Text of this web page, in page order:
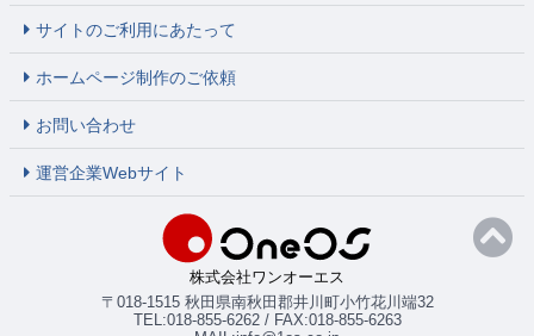
サイトのご利用にあたって
ホームページ制作のご依頼
お問い合わせ
運営企業Webサイト
株式会社ワンオーエス
〒018-1515 秋田県南秋田郡井川町小竹花川端32
TEL:018-855-6262 / FAX:018-855-6263